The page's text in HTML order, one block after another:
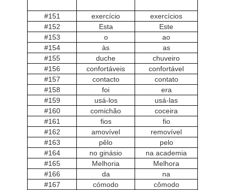
#151 exercício
exercícios
#152
Esta
Este
#153
o
ao
#154
às
as
#155
duche
chuveiro
#156
confortáveis
confortável
#157
contacto
contato
#158
foi
era
#159
usá-los
usá-las
#160
comichão
coceira
#161
fios
fio
#162
amovível
removível
#163
pêlo
pelo
#164
no ginásio
na academia
#165
Melhoria
Melhora
#166
da
na
#167
cómodo
cômodo